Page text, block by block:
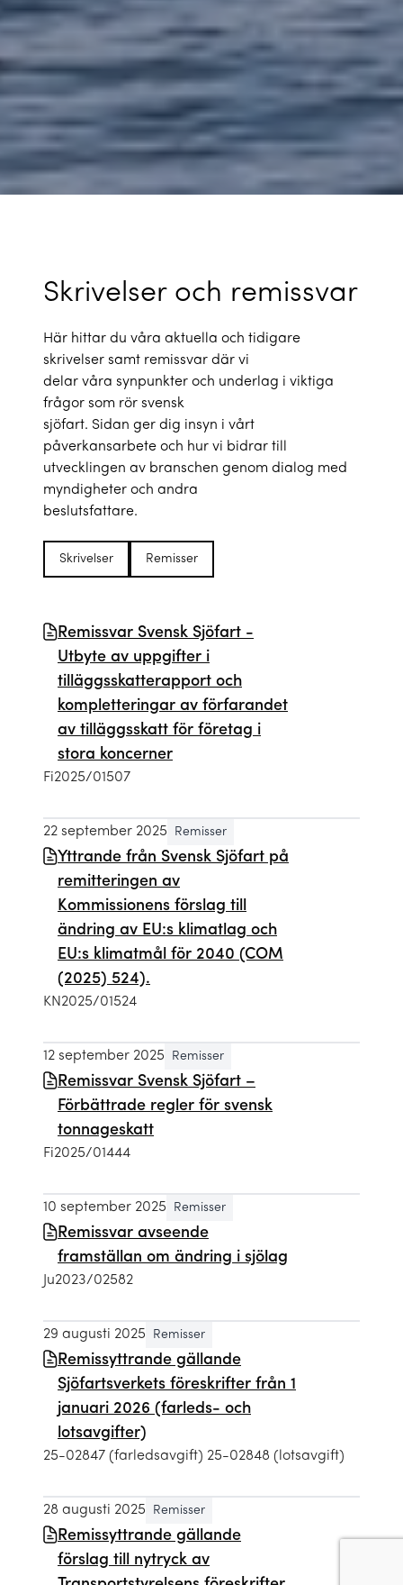
Skrivelser och remissvar
Här hittar du våra aktuella och tidigare
skrivelser samt remissvar där vi
delar våra synpunkter och underlag i viktiga
frågor som rör svensk
sjöfart. Sidan ger dig insyn i vårt
påverkansarbete och hur vi bidrar till
utvecklingen av branschen genom dialog med
myndigheter och andra
beslutsfattare.
Skrivelser Remisser
Remissvar Svensk Sjöfart -
Utbyte av uppgifter i
tilläggsskatterapport och
kompletteringar av förfarandet
av tilläggsskatt för företag i
stora koncerner
Fi2025/01507
22 september 2025 Remisser
Yttrande från Svensk Sjöfart på
remitteringen av
Kommissionens förslag till
ändring av EU:s klimatlag och
EU:s klimatmål för 2040 (COM
(2025) 524).
KN2025/01524
12 september 2025 Remisser
Remissvar Svensk Sjöfart –
Förbättrade regler för svensk
tonnageskatt
Fi2025/01444
10 september 2025 Remisser
Remissvar avseende
framställan om ändring i sjölag
Ju2023/02582
29 augusti 2025 Remisser
Remissyttrande gällande
Sjöfartsverkets föreskrifter från 1
januari 2026 (farleds- och
lotsavgifter)
25-02847 (farledsavgift) 25-02848 (lotsavgift)
28 augusti 2025 Remisser
Remissyttrande gällande
förslag till nytryck av